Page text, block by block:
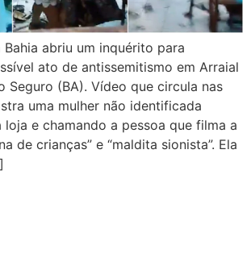
abriu um inquérito para
ato de antissemitismo em Arraial
Seguro (BA). Vídeo que circula nas
uma mulher não identificada
loja e chamando a pessoa que filma a
de crianças” e “maldita sionista”. Ela